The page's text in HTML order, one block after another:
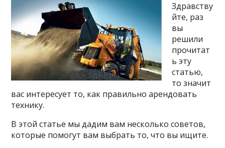
Здравству
йте, раз
вы
решили
прочитат
ь эту
статью,
то значит
вас интересует то, как правильно арендовать
технику.
В этой статье мы дадим вам несколько советов,
которые помогут вам выбрать то, что вы ищите.